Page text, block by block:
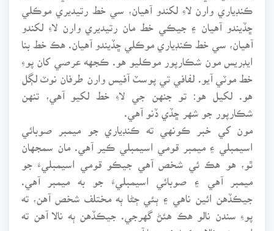
ڪنڊياري وارن لاءِ لکندو آهيان، سي خط رتيديري موڪلي
ڇڏيندو آهيان ۽ جيڪي خط مان رتيديري وارن لاءِ لکندو
آهيان، سي خط ڪنڊياري موڪلي ڇڏيندو آهيان. هڪ خط بنا
ايڊريس مون شڪارپور موڪليو هو. ڪجهه عرصي کان پوءِ
خط موٽي آيو. لفافي تي پوسٽ آفيس وارن طرفان نوٽ لڳل
هو. لکيل هو: تو جنهن جي لاءِ خط لکيو آهي، تنهن
شڪارپور جو شهر ڇڏي ڏنو آهي.
مون کي خبر ڪونهي ته ڪنڊياري جو ميمبر صوبائي
اسيمبلي ۽ ميمبر قومي اسيمبلي ڪير آهي. مان سمجهان
ٿو، هو هڪ ئي شخص آهي جيڪو قومي اسيمبليءَ جو
ميمبر آهي ۽ صوبائي اسيمبليءَ جو به ميمبر آهي.
جيڪڏهن ائين ناهي ۽ ٻئي ڄڻا ٻه مختلف شخص آهن، ته
پوءِ سندن نالو هڪ هئڻ گهرجي. جيڪڏهن ٻه نالا آهن ته
اهي ٻئي نالا هڪ شخص جا آهن.